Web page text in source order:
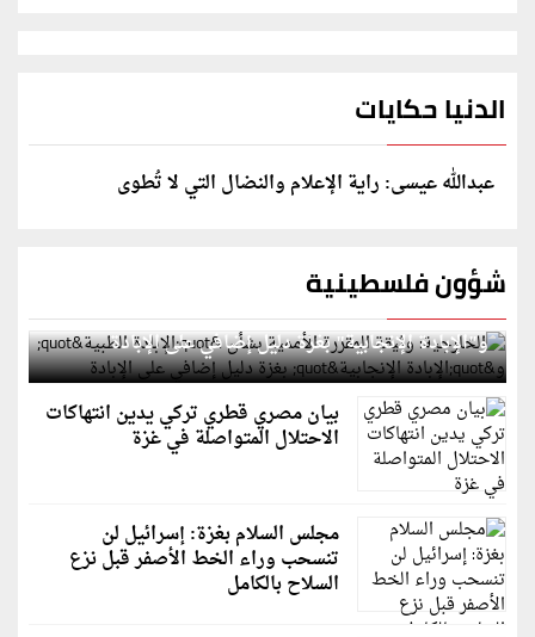
الدنيا حكايات
عبدالله عيسى: راية الإعلام والنضال التي لا تُطوى
شؤون فلسطينية
الخارجية: وثيقة المقررة الأممية بشأن "الإبادة الطبية"
و"الإبادة الإنجابية" بغزة دليل إضافي على الإبادة
بيان مصري قطري تركي يدين انتهاكات
الاحتلال المتواصلة في غزة
مجلس السلام بغزة: إسرائيل لن
تنسحب وراء الخط الأصفر قبل نزع
السلاح بالكامل